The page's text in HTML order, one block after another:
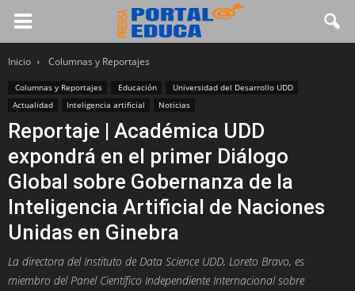
Inicio Columnas y Reportajes
Columnas y Reportajes Educación
Universidad del Desarrollo UDD
Actualidad
Inteligencia artificial Noticias
Reportaje | Académica UDD
expondrá en el primer Diálogo
Global sobre Gobernanza de la
Inteligencia Artificial de Naciones
Unidas en Ginebra
La directora del Instituto de Data Science UDD, Loreto Bravo, es
miembro del Panel Científico Independiente Internacional sobre